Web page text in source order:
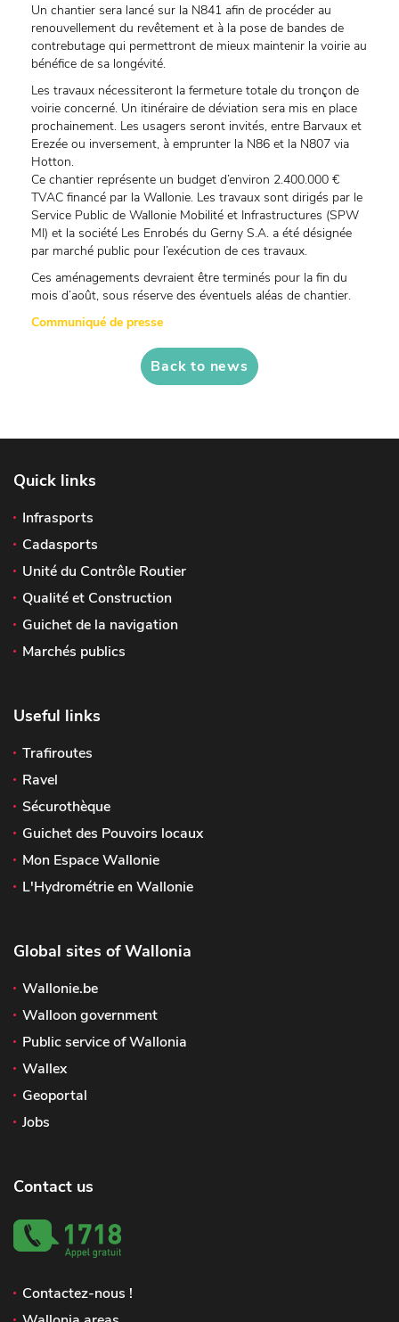
Un chantier sera lancé sur la N841 afin de procéder au
renouvellement du revêtement et à la pose de bandes de
contrebutage qui permettront de mieux maintenir la voirie au
bénéfice de sa longévité.
Les travaux nécessiteront la fermeture totale du tronçon de
voirie concerné. Un itinéraire de déviation sera mis en place
prochainement. Les usagers seront invités, entre Barvaux et
Erezée ou inversement, à emprunter la N86 et la N807 via
Hotton.
Ce chantier représente un budget d’environ 2.400.000 €
TVAC financé par la Wallonie. Les travaux sont dirigés par le
Service Public de Wallonie Mobilité et Infrastructures (SPW
MI) et la société Les Enrobés du Gerny S.A. a été désignée
par marché public pour l’exécution de ces travaux.
Ces aménagements devraient être terminés pour la fin du
mois d’août, sous réserve des éventuels aléas de chantier.
Communiqué de presse
Back to news
Quick links
Infrasports
Cadasports
Unité du Contrôle Routier
Qualité et Construction
Guichet de la navigation
Marchés publics
Useful links
Trafiroutes
Ravel
Sécurothèque
Guichet des Pouvoirs locaux
Mon Espace Wallonie
L'Hydrométrie en Wallonie
Global sites of Wallonia
Wallonie.be
Walloon government
Public service of Wallonia
Wallex
Geoportal
Jobs
Contact us
Contactez-nous !